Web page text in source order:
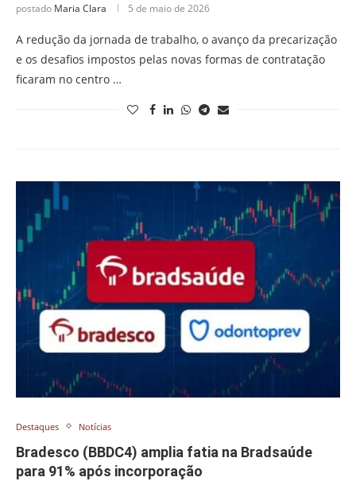
postado Maria Clara 5 de maio de 2026
A redução da jornada de trabalho, o avanço da precarização
e os desafios impostos pelas novas formas de contratação
ficaram no centro …
Destaques Notícias
Bradesco (BBDC4) amplia fatia na Bradsaúde
para 91% após incorporação